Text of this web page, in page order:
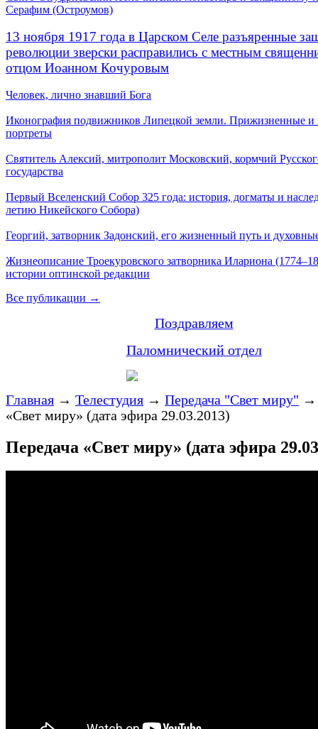
Серафим (Остроумов)
13 ноября 1917 года в Царском Селе разъяренные
революции зверски расправились с местным
отцом Иоанном Кочуровым
Человек, лично знавший Бога
Иконография подвижников Липецкой земли. Прижизненные и
портреты
Святитель Алексий, митрополит Московский, кормчий
государства
Первый Вселенский Собор 325 года: история, догматы и
летию Никейского Собора)
Георгий, затворник Задонский, его жизненный путь и
Жизнеописание Троекуровского затворника Илариона
истории оптинской редакции
Все публикации →
Поздравляем
Паломнический отдел
Главная → Телестудия → Передача "Свет миру"
«Свет миру» (дата эфира 29.03.2013)
Передача «Свет миру» (дата эфира